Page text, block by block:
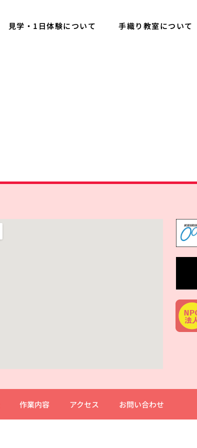
見学・1日体験について 手織り教室について
作業内容 アクセス お問い合わせ